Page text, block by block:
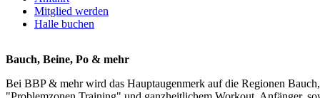
Mitglied werden
Halle buchen
Bauch, Beine, Po & mehr
Bei BBP & mehr wird das Hauptaugenmerk auf die Regionen